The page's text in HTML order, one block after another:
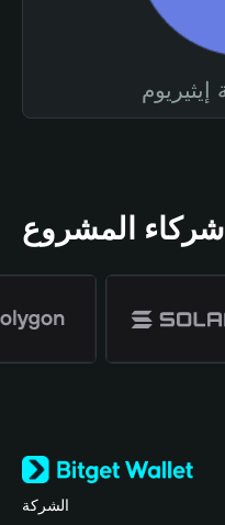
شركاء المشروع
الشركة